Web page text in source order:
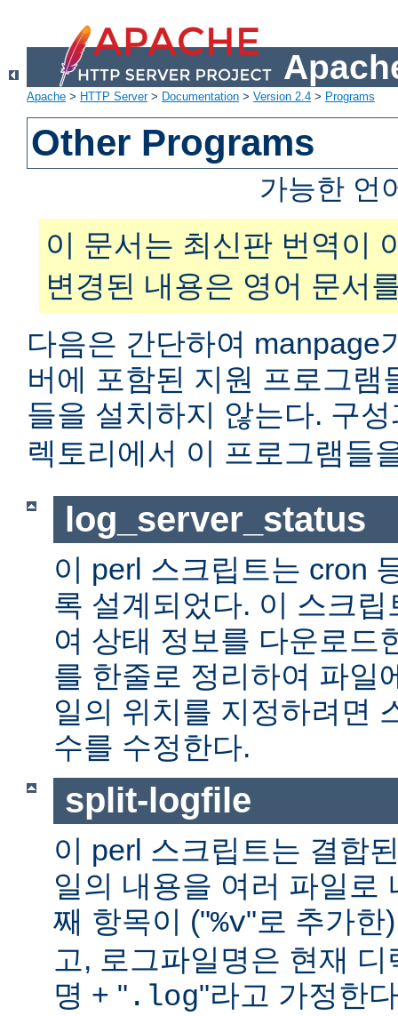
Apache > HTTP Server> Documentation > Version 2.4 > Programs
Other Programs
가능한 언
이 문서는 최신판 번역이
변경된 내용은 영어 문서
다음은 간단하여 manpage
버에 포함된 지원 프로그램
들을 설치하지 않는다. 구
렉토리에서 이 프로그램들
log_server_status
이 perl 스크립트는 cron
록 설계되었다. 이 스크
여 상태 정보를 다운로드
를 한줄로 정리하여 파일
일의 위치를 지정하려면
수를 수정한다.
split-logfile
이 perl 스크립트는 결합
일의 내용을 여러 파일로
째 항목이 ("%v"로 추가한
고, 로그파일명은 현재
명 + " .log"라고 가정한